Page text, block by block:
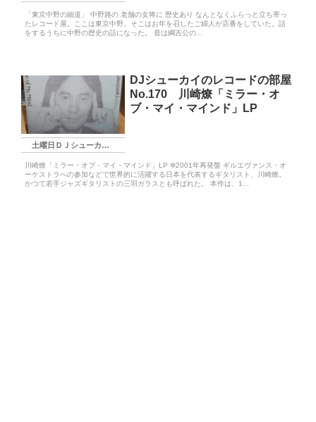
「東京中野の細道」 中野路の 老舗の女将に 歴史あり なんとなくふらっと立ち寄っ
たレコード屋。ここは東京中野。そこはお年を召したご婦人が店番をしていた。話
をするうちに中野の歴史の話になった。 昔は綱吉公の...
土曜日ＤＪシューカイ枠
DJシューカイのレコードの部屋
No.170 川崎燎「ミラー・オ
ブ・マイ・マインド」LP
川崎燎「ミラー・オブ・マイ・マインド」LP ✲2001年再発盤 ギルエヴァンス・オ
ーケストラへの参加などで世界的に活躍する日本を代表するギタリスト、川崎燎。
かつて若手ジャズギタリストの三羽ガラスとも呼ばれた。 本作は、1...